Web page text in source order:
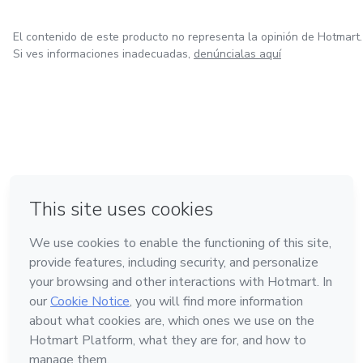
El contenido de este producto no representa la opinión de Hotmart.
Si ves informaciones inadecuadas, denúncialas aquí
Hecho con❤ en Ciudad de México
Conoce Hotmart
Idioma
Español